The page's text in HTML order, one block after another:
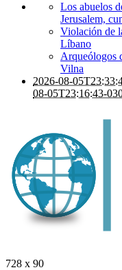
Los abuelos
Jerusalem,
Violación de
Líbano
Arqueólogos
Vilna
2026-08-
08-05T23:16:43-
728 x 90